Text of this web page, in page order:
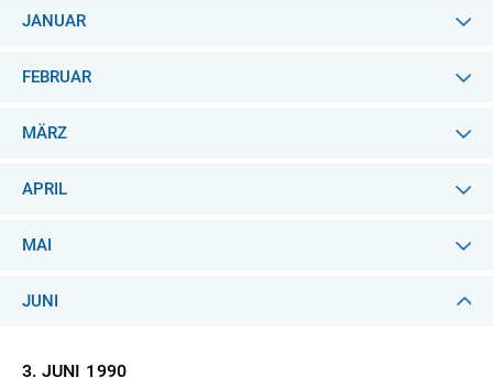
JANUAR
FEBRUAR
MÄRZ
APRIL
MAI
JUNI
3. JUNI 1990